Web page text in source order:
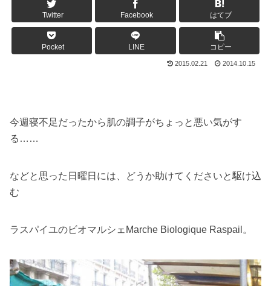
Twitter Facebook はてブ
Pocket LINE コピー
2015.02.21 2014.10.15
今週寝不足だったから肌の調子がちょっと悪い気がす
る……
などと思った日曜日には、どうか助けてくださいと駆け込
む
ラスパイユのビオマルシェMarche Biologique Raspail。